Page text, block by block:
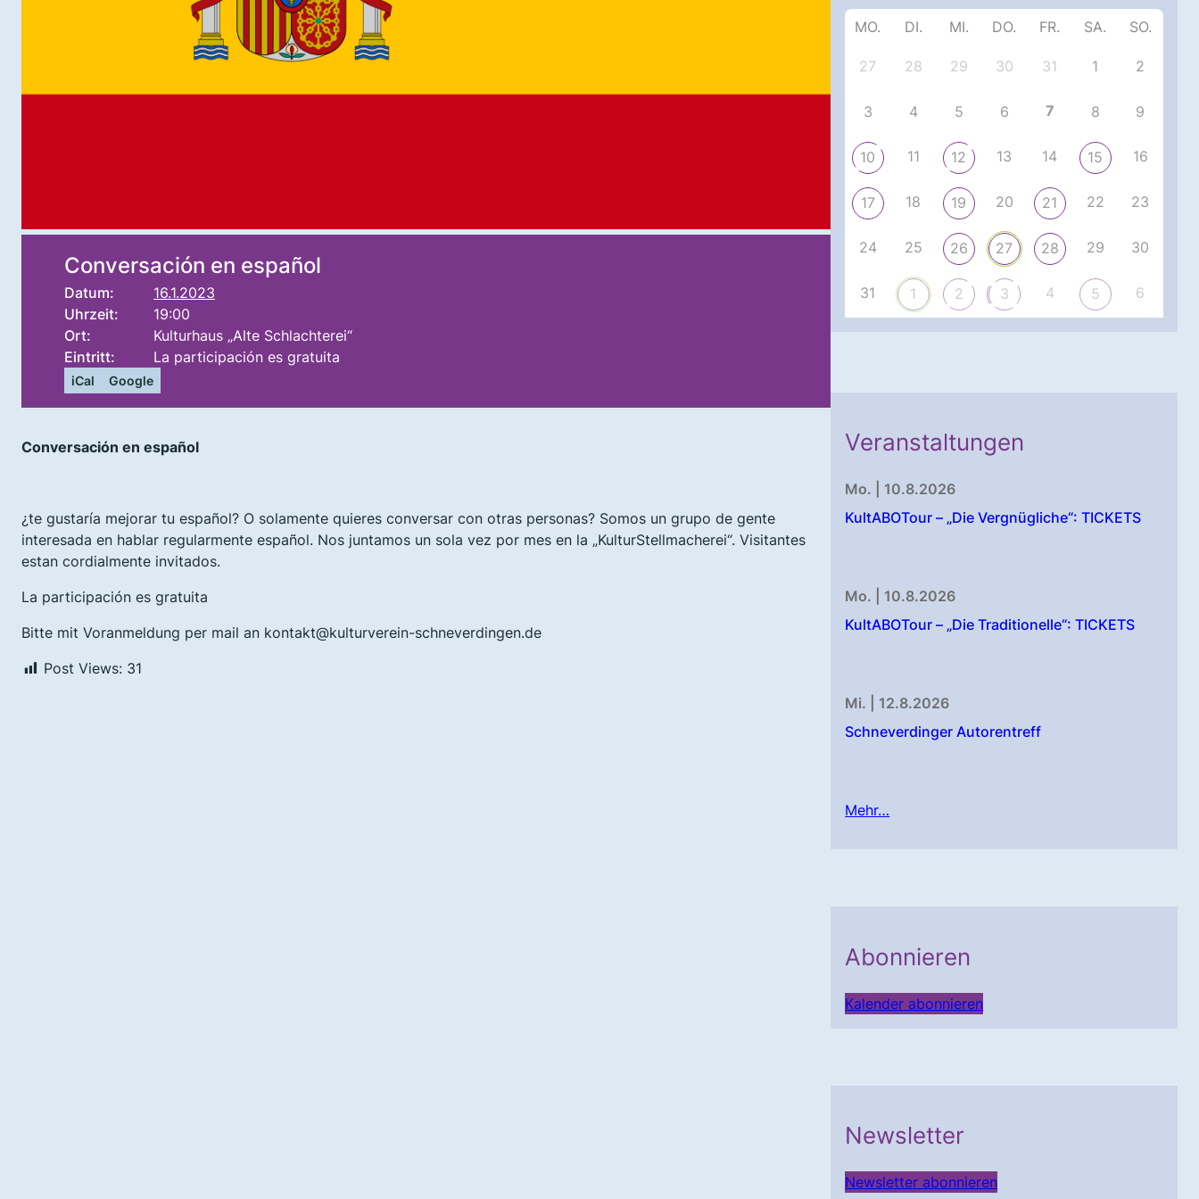
Conversación en español
Datum:
16.1.2023
Uhrzeit:
19:00
Ort:
Kulturhaus „Alte Schlachterei“
Eintritt:
La participación es gratuita
iCal Google
Conversación en español
¿te gustaría mejorar tu español? O solamente quieres conversar con otras personas? Somos un grupo de gente
interesada en hablar regularmente español. Nos juntamos un sola vez por mes en la „KulturStellmacherei“. Visitantes
estan cordialmente invitados.
La participación es gratuita
Bitte mit Voranmeldung per mail an kontakt@kulturverein-schneverdingen.de
Post Views: 31
MO. DI. MI. DO. FR. SA. SO.
27 28 29 30 31 1 2
3 4 5 6 7 8 9
10 11 12 13 14 15 16
17 18 19 20 21 22 23
24 25 26 27 28 29 30
31 1 2 3 4 5 6
Veranstaltungen
Mo. | 10.8.2026
KultABOTour – „Die Vergnügliche“: TICKETS
Mo. | 10.8.2026
KultABOTour – „Die Traditionelle“: TICKETS
Mi. | 12.8.2026
Schneverdinger Autorentreff
Mehr…
Abonnieren
Kalender abonnieren
Newsletter
Newsletter abonnieren